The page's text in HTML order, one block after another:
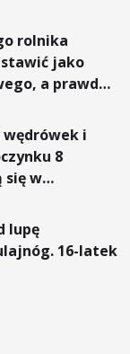
lepszy
rolnika
jako
a prawda
wędrówek i
8
się w
Pieprz
lupę
16-latek